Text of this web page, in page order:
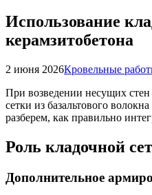
Использование
керамзитобетона
2 июня 2026Кровельные
При возведении несущих
сетки из базальтового
разберем, как правильно
Роль кладочной
Дополнительное